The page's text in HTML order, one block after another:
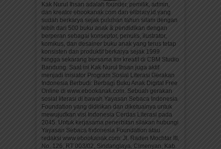
Kak Nurul Ihsan adalah founder, pemilik, admin,
dan kreator ebookanak.com dan elibrary.id yang
sudah berkarya sejak puluhan tahun silam dengan
lebih dari 500 buku anak & pendidikan dengan
berperan sebagai konseptor, penulis, ilustrator,
komikus, dan desainer buku anak yang terus tetap
konsisten dan produktif berkarya sejak 1999
hingga sekarang bersama tim kreatif di CBM Studio
Bandung. Saat ini Kak Nurul Ihsan juga aktif
menjadi inisiator Program Sosial Literasi Gerakan
Indonesia Berbudi: Berbagi Buku Anak Digital Free
Online di www.ebookanak.com. Sebuah gerakan
sosial literasi di bawah Yayasan Sebaca Indonesia
Foundation yang didirikan dan diketuainya untuk
mewujudkan visi Indonesia Cerdas Literasi pada
2045. Untuk kerjasama penerbitan silakan hubungi
Yayasan Sebaca Indonesia Foundation atau
redaksi www.ebookanak.com: Jl. Raden Mochtar III,
No. 126, RT 003/02, Sindanglaya, Cimenyan, Kab.